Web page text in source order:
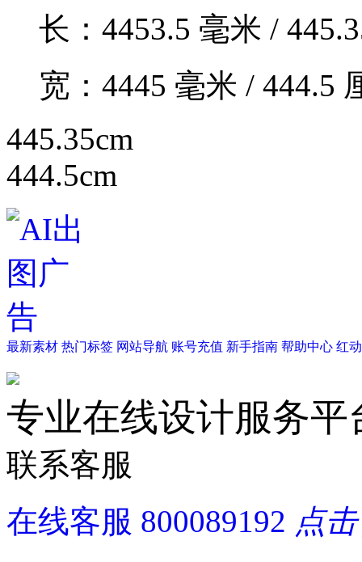
长： 4453.5 毫米 /
宽： 4445 毫米 / 444.5
445.35cm
444.5cm
最新素材 热门标签 网站导航 账号充值 新手指南 帮助中心 红
专业在线设计服务平
联系客服
在线客服 800089192 点